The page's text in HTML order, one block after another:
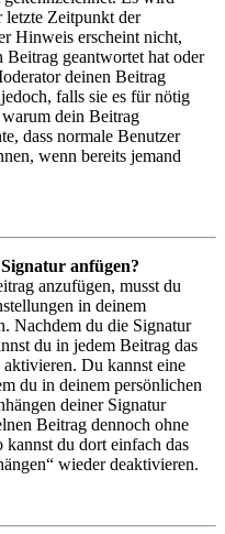
letzte Zeitpunkt der
Hinweis erscheint nicht,
geantwortet hat oder
deinen Beitrag
falls sie es für nötig
dein Beitrag
dass normale Benutzer
wenn bereits jemand
anfügen?
anzufügen, musst du
in deinem
Nachdem du die Signatur
du in jedem Beitrag das
aktivieren. Du kannst eine
du in deinem persönlichen
deiner Signatur
Beitrag dennoch ohne
kannst du dort einfach das
wieder deaktivieren.